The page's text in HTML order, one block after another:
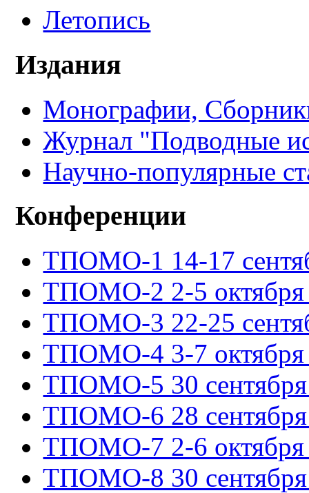
Летопись
Издания
Монографии,
Журнал "Подводные
Научно-популярные
Конференции
ТПОМО-1 14-17
ТПОМО-2 2-5 октября
ТПОМО-3 22-25
ТПОМО-4 3-7 октября
ТПОМО-5 30 сентября
ТПОМО-6 28 сентября
ТПОМО-7 2-6 октября
ТПОМО-8 30 сентября